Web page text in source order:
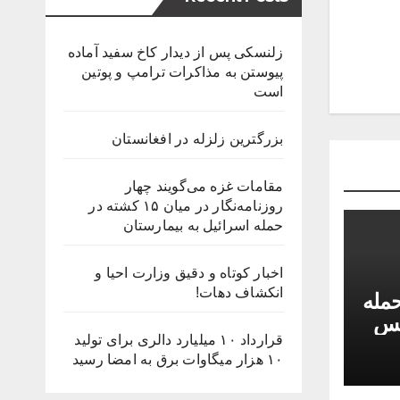
زلنسکی پس از دیدار کاخ سفید آماده
پیوستن به مذاکرات ترامپ و پوتین
است
بزرگترین زلزله در افغانستان
مقامات غزه می‌گویند چهار
روزنامه‌نگار در میان ۱۵ کشته در
حمله اسرائیل به بیمارستان
اخبار کوتاه و دقیق وزارت احیا و
انکشاف دهات!
قرارداد ۱۰ میلیارد دالری برای تولید
۱۰ هزار میگاوات برق به امضا رسید